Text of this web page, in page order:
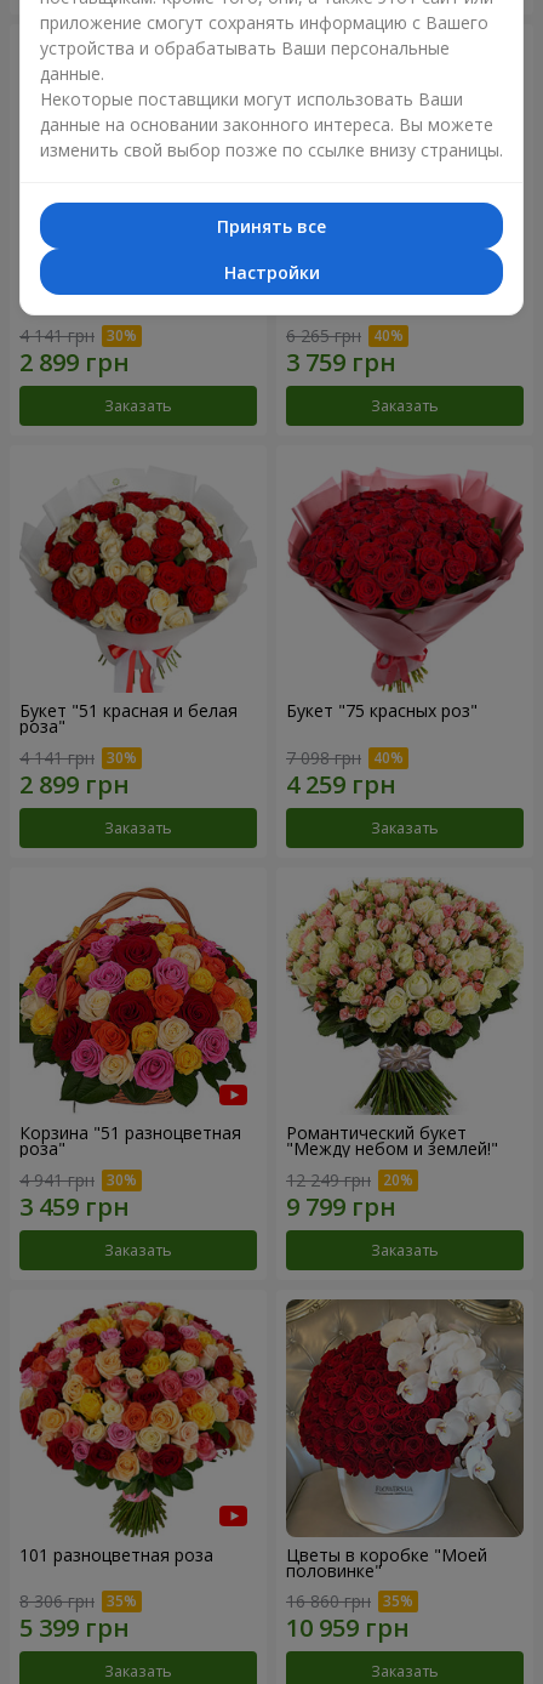
Букет "Нежный оттенок"
4 141 грн
Заказать
Цветы в коробке “Кадриль”
6 265 грн
Заказать
Букет "51 красная и белая
роза"
4 141 грн
Заказать
Букет "75 красных роз"
7 098 грн
Заказать
Корзина "51 разноцветная
роза"
4 941 грн
Заказать
Романтический букет
"Между небом и землей!"
12 249 грн
Заказать
101 разноцветная роза
8 306 грн
Заказать
Цветы в коробке "Моей
половинке"
16 860 грн
Заказать
приложение смогут сохранять информацию с Вашего
устройства и обрабатывать Ваши персональные
данные.
Некоторые поставщики могут использовать Ваши
данные на основании законного интереса. Вы можете
изменить свой выбор позже по ссылке внизу страницы.
Принять все
Настройки